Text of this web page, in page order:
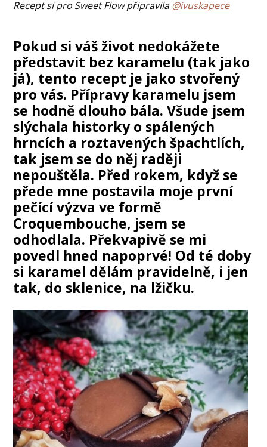
Recept si pro Sweet Flow připravila@ivuskapece
Pokud si váš život nedokážete
představit bez karamelu (tak jako
já), tento recept je jako stvořený
pro vás. Přípravy karamelu jsem
se hodně dlouho bála. Všude jsem
slýchala historky o spálených
hrncích a roztavených špachtlích,
tak jsem se do něj raději
nepouštěla. Před rokem, když se
přede mne postavila moje první
pečící výzva ve formě
Croquembouche, jsem se
odhodlala. Překvapivě se mi
povedl hned napoprvé! Od té doby
si karamel dělám pravidelně, i jen
tak, do sklenice, na lžičku.